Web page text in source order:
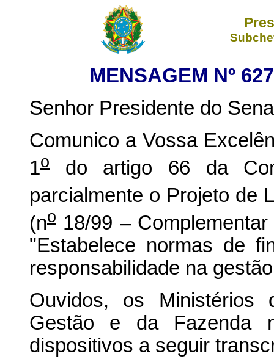
MENSAGEM Nº
Senhor Presidente do
Comunico a Vossa
1o
do artigo 66 da
parcialmente o Projeto de
(no 18/99 –
"Estabelece normas de
responsabilidade na
Ouvidos, os Ministérios
Gestão e da Fazenda
dispositivos a seguir